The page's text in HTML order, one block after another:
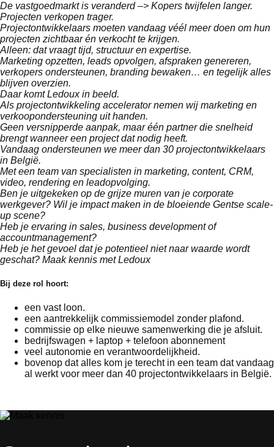
De vastgoedmarkt is veranderd –> Kopers twijfelen langer.
Projecten verkopen trager.
Projectontwikkelaars moeten vandaag véél meer doen om hun
projecten zichtbaar én verkocht te krijgen.
Alleen: dat vraagt tijd, structuur en expertise.
Marketing opzetten, leads opvolgen, afspraken genereren,
verkopers ondersteunen, branding bewaken… en tegelijk alles
blijven overzien.
Daar komt Ledoux in beeld.
Als projectontwikkeling accelerator nemen wij marketing en
verkoopondersteuning uit handen.
Geen versnipperde aanpak, maar één partner die snelheid
brengt wanneer een project dat nodig heeft.
Vandaag ondersteunen we meer dan 30 projectontwikkelaars
in België.
Met een team van specialisten in marketing, content, CRM,
video, rendering en leadopvolging.
Ben je uitgekeken op de grijze muren van je corporate
werkgever? Wil je impact maken in de bloeiende Gentse scale-
up scene?
Heb je ervaring in sales, business development of
accountmanagement?
Heb je het gevoel dat je potentieel niet naar waarde wordt
geschat? Maak kennis met Ledoux
Bij deze rol hoort:
een vast loon.
een aantrekkelijk commissiemodel zonder plafond.
commissie op elke nieuwe samenwerking die je afsluit.
bedrijfswagen + laptop + telefoon abonnement
veel autonomie en verantwoordelijkheid.
bovenop dat alles kom je terecht in een team dat vandaag
al werkt voor meer dan 40 projectontwikkelaars in België.